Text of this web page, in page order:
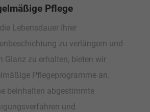
Pflege
Lebensdauer Ihrer
zu verlängern und
Glanz zu erhalten, bieten wir
Pflegeprogramme an.
beinhalten abgestimmte
und